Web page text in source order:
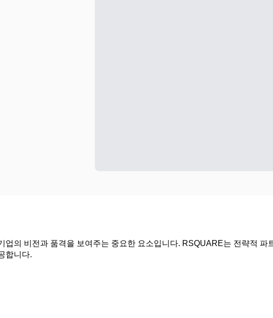
의 비전과 품격을 보여주는 중요한 요소입니다. RSQUARE는 전략적 파
합니다.